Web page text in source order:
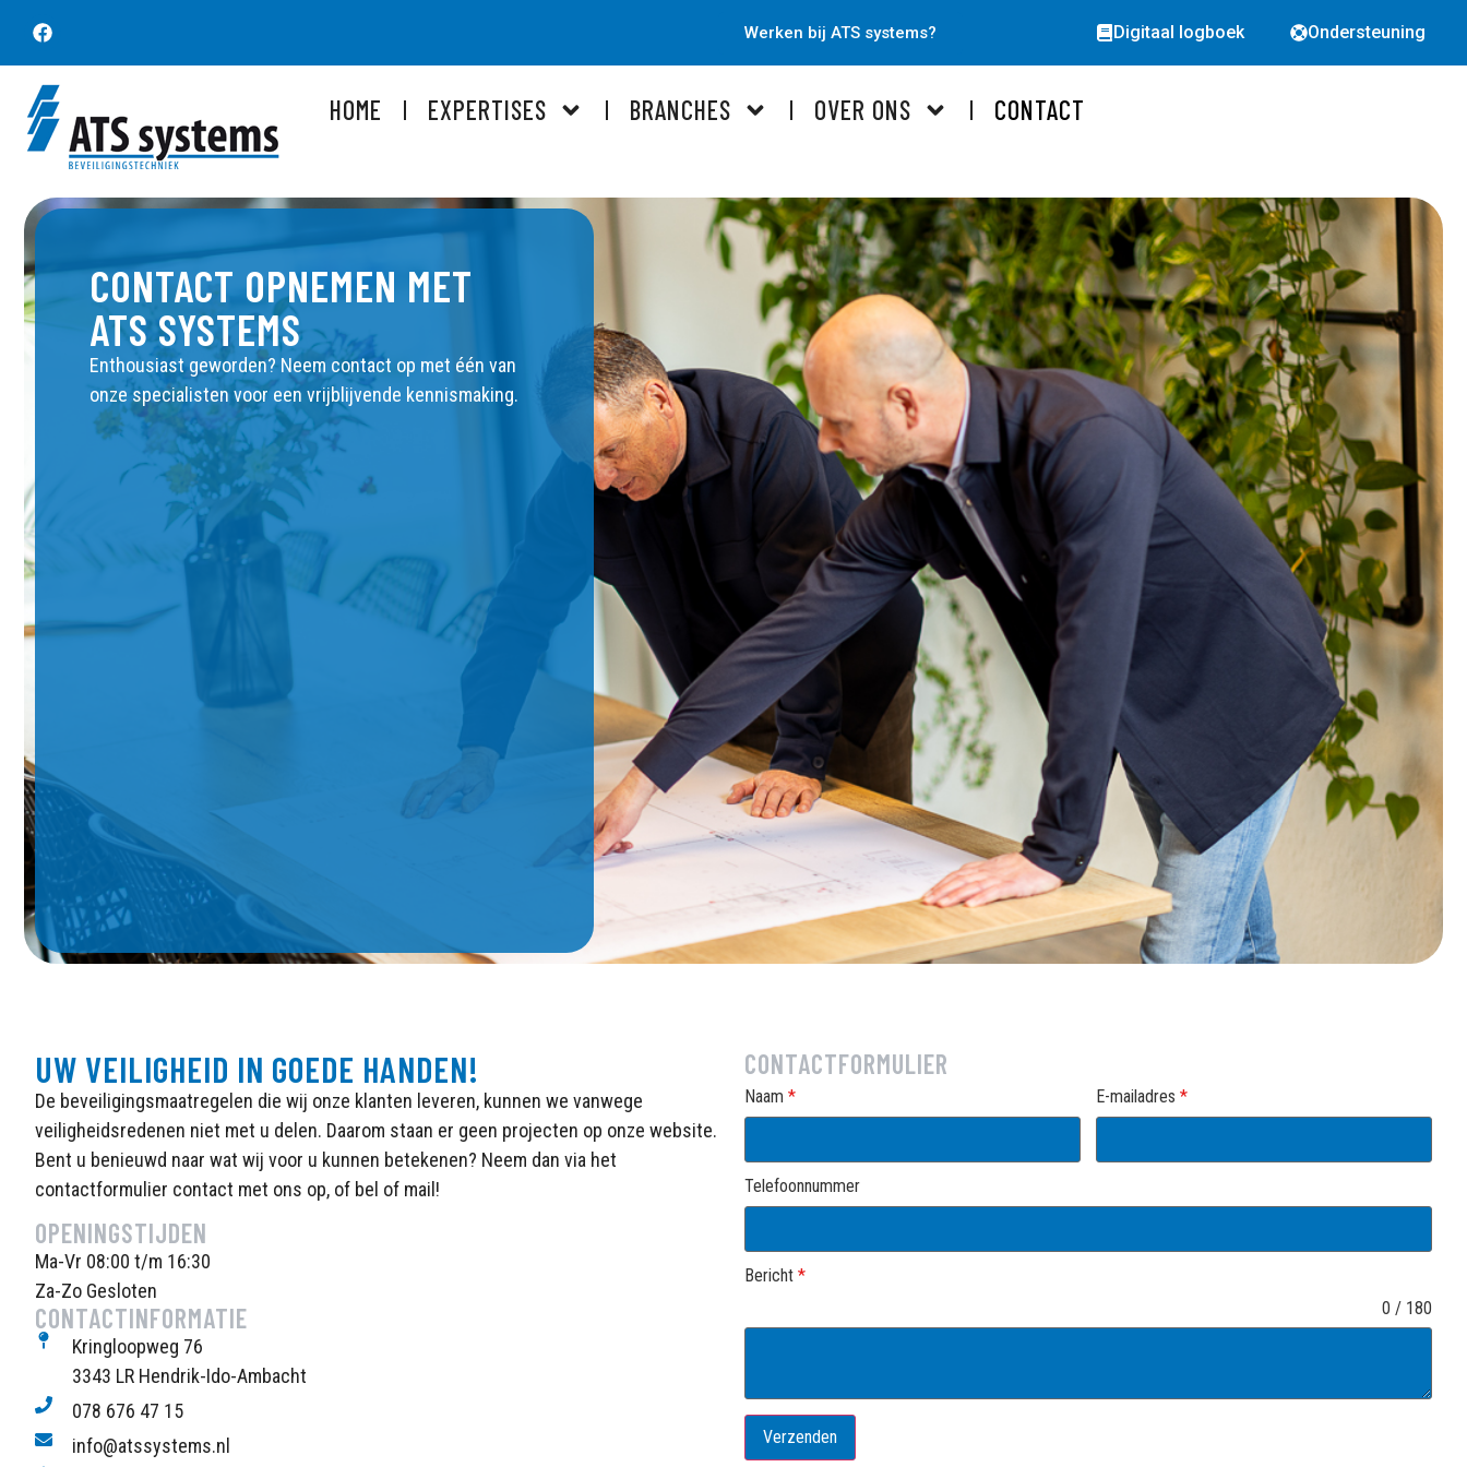
Werken bij ATS systems? Digitaal logboek Ondersteuning
HOME EXPERTISES BRANCHES OVER ONS CONTACT
CONTACT OPNEMEN MET
ATS SYSTEMS
Enthousiast geworden? Neem contact op met één van
onze specialisten voor een vrijblijvende kennismaking.
UW VEILIGHEID IN GOEDE HANDEN!
De beveiligingsmaatregelen die wij onze klanten leveren, kunnen we vanwege
veiligheidsredenen niet met u delen. Daarom staan er geen projecten op onze website.
Bent u benieuwd naar wat wij voor u kunnen betekenen? Neem dan via het
contactformulier contact met ons op, of bel of mail!
OPENINGSTIJDEN
Ma-Vr 08:00 t/m 16:30
Za-Zo Gesloten
CONTACTINFORMATIE
Kringloopweg 76
3343 LR Hendrik-Ido-Ambacht
078 676 47 15
info@atssystems.nl
CONTACTFORMULIER
Naam * E-mailadres *
Telefoonnummer
Bericht *
0 / 180
Verzenden